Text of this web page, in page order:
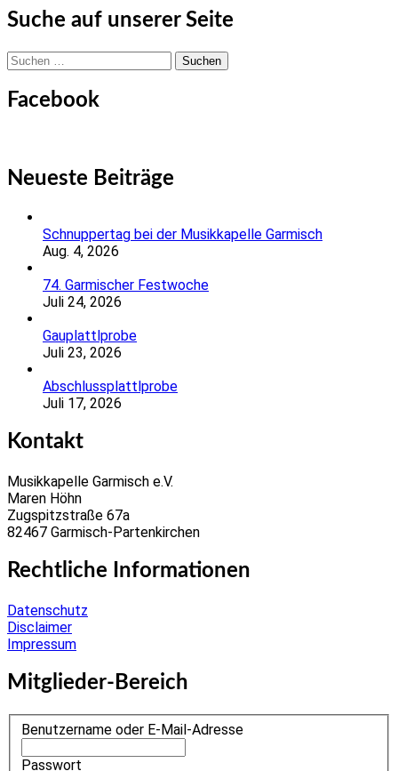
Suche auf unserer Seite
Suchen
nach:
Facebook
Neueste Beiträge
Schnuppertag bei der Musikkapelle Garmisch
Aug. 4, 2026
74. Garmischer Festwoche
Juli 24, 2026
Gauplattlprobe
Juli 23, 2026
Abschlussplattlprobe
Juli 17, 2026
Kontakt
Musikkapelle Garmisch e.V.
Maren Höhn
Zugspitzstraße 67a
82467 Garmisch-Partenkirchen
Rechtliche Informationen
Datenschutz
Disclaimer
Impressum
Mitglieder-Bereich
Benutzername oder E-Mail-Adresse
Passwort